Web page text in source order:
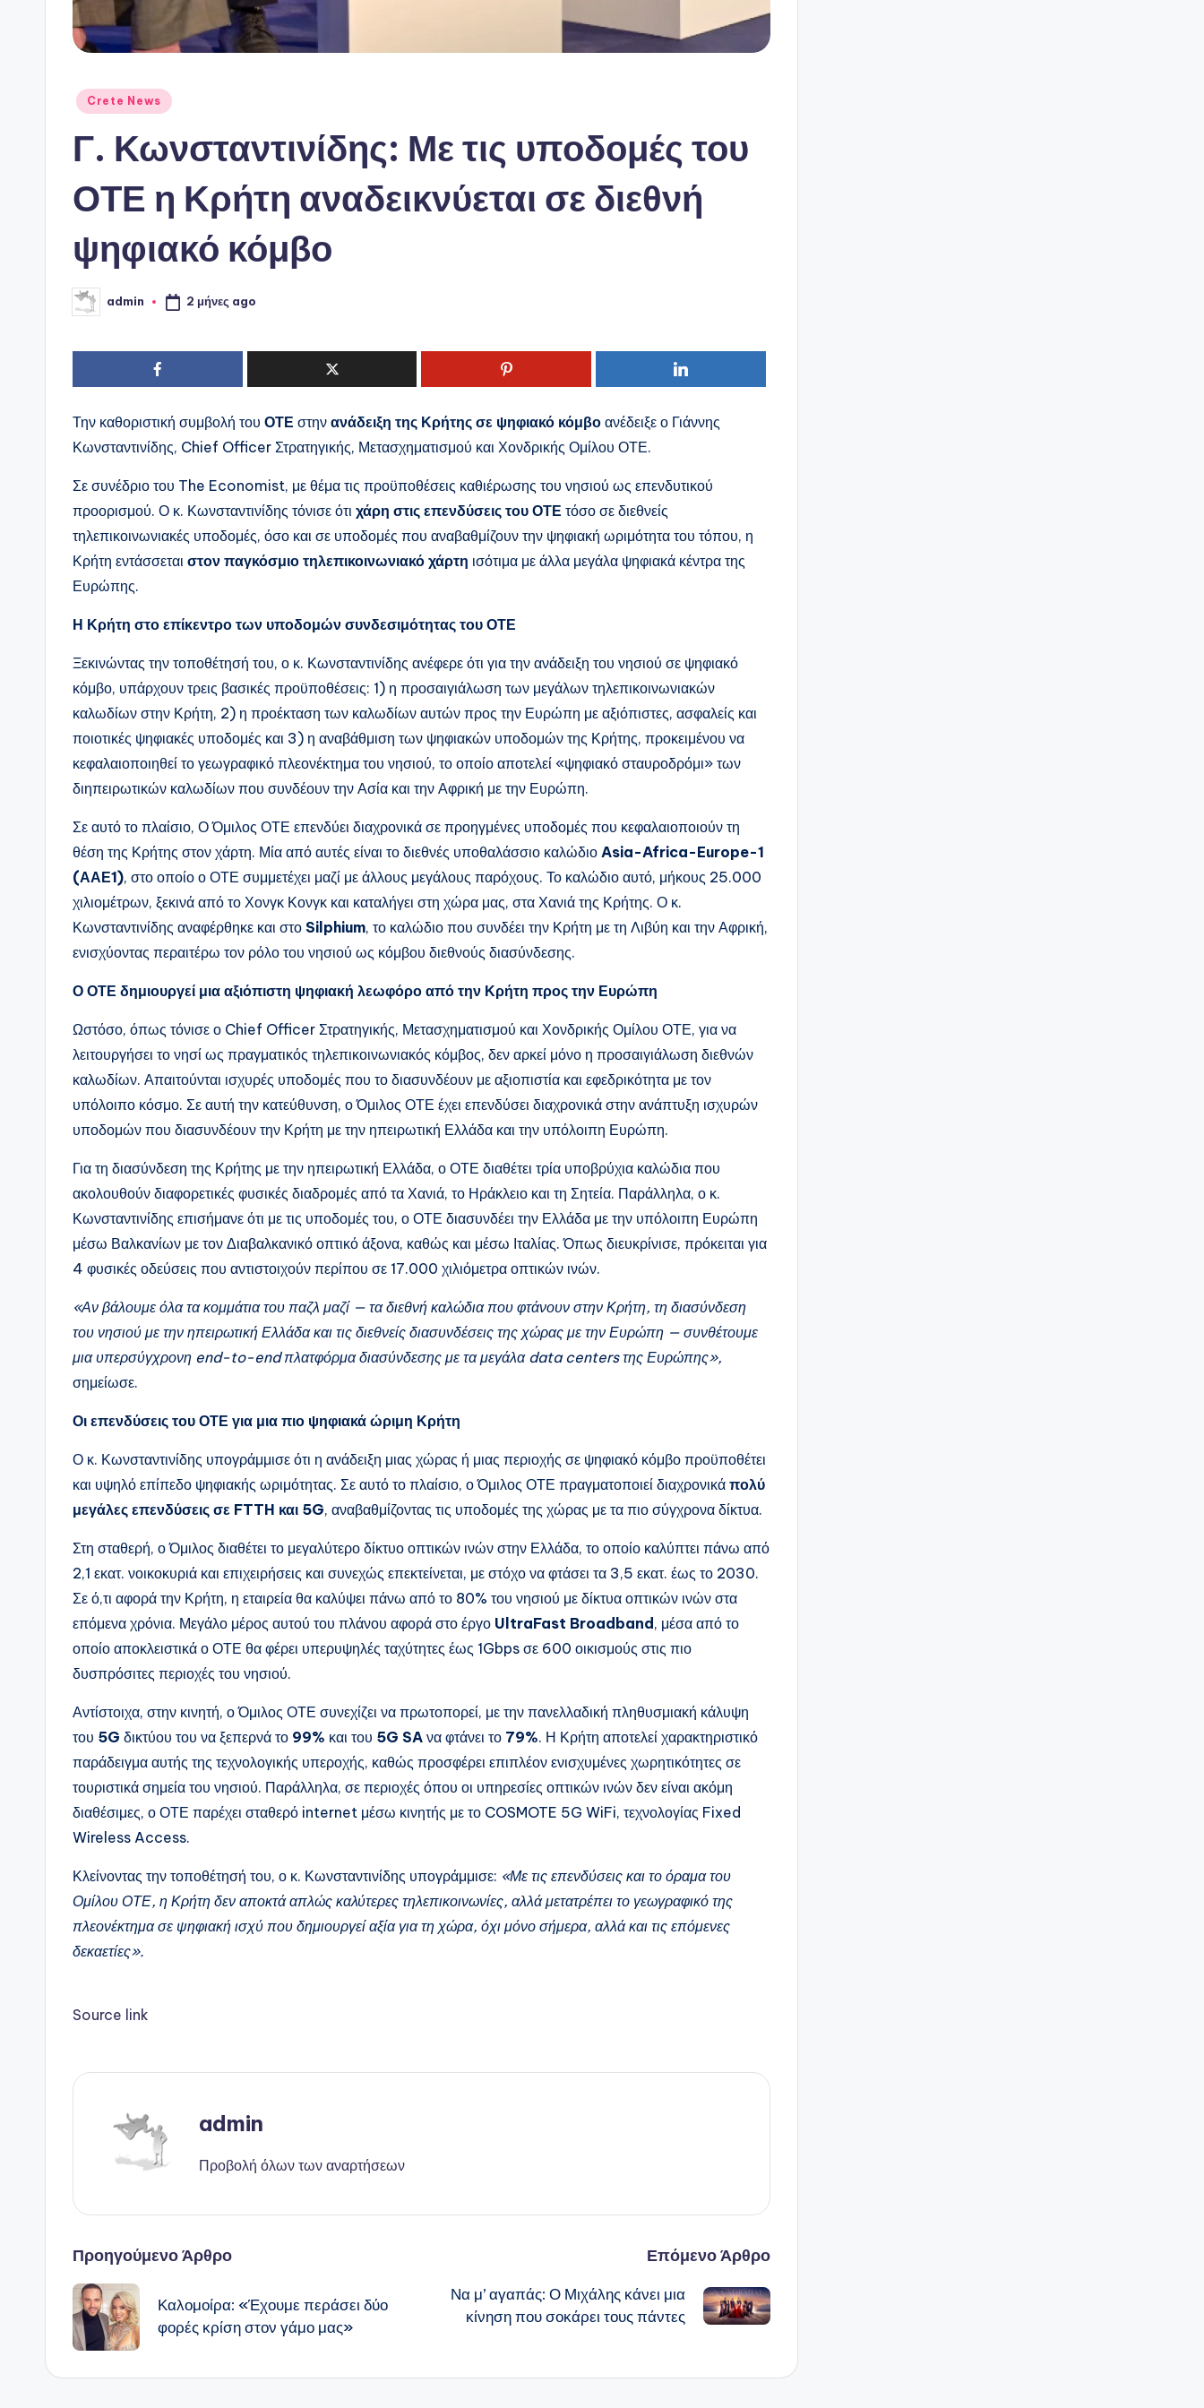
Αναρτήθηκε
Crete News
Γ. Κωνσταντινίδης: Με τις υποδομές του
ΟΤΕ η Κρήτη αναδεικνύεται σε διεθνή
ψηφιακό κόμβο
Συγγραφέας:
admin 2 μήνες ago
Την καθοριστική συμβολή του ΟΤΕ στην ανάδειξη της Κρήτης σε ψηφιακό κόμβο ανέδειξε ο Γιάννης
Κωνσταντινίδης, Chief Officer Στρατηγικής, Μετασχηματισμού και Χονδρικής Ομίλου ΟΤΕ.
Σε συνέδριο του The Economist, με θέμα τις προϋποθέσεις καθιέρωσης του νησιού ως επενδυτικού
προορισμού. Ο κ. Κωνσταντινίδης τόνισε ότι χάρη στις επενδύσεις του ΟΤΕ τόσο σε διεθνείς
τηλεπικοινωνιακές υποδομές, όσο και σε υποδομές που αναβαθμίζουν την ψηφιακή ωριμότητα του τόπου, η
Κρήτη εντάσσεται στον παγκόσμιο τηλεπικοινωνιακό χάρτη ισότιμα με άλλα μεγάλα ψηφιακά κέντρα της
Ευρώπης.
Η Κρήτη στο επίκεντρο των υποδομών συνδεσιμότητας του ΟΤΕ
Ξεκινώντας την τοποθέτησή του, ο κ. Κωνσταντινίδης ανέφερε ότι για την ανάδειξη του νησιού σε ψηφιακό
κόμβο, υπάρχουν τρεις βασικές προϋποθέσεις: 1) η προσαιγιάλωση των μεγάλων τηλεπικοινωνιακών
καλωδίων στην Κρήτη, 2) η προέκταση των καλωδίων αυτών προς την Ευρώπη με αξιόπιστες, ασφαλείς και
ποιοτικές ψηφιακές υποδομές και 3) η αναβάθμιση των ψηφιακών υποδομών της Κρήτης, προκειμένου να
κεφαλαιοποιηθεί το γεωγραφικό πλεονέκτημα του νησιού, το οποίο αποτελεί «ψηφιακό σταυροδρόμι» των
διηπειρωτικών καλωδίων που συνδέουν την Ασία και την Αφρική με την Ευρώπη.
Σε αυτό το πλαίσιο, Ο Όμιλος ΟΤΕ επενδύει διαχρονικά σε προηγμένες υποδομές που κεφαλαιοποιούν τη
θέση της Κρήτης στον χάρτη. Μία από αυτές είναι το διεθνές υποθαλάσσιο καλώδιο Asia-Africa-Europe-1
(ΑΑΕ1), στο οποίο ο ΟΤΕ συμμετέχει μαζί με άλλους μεγάλους παρόχους. Το καλώδιο αυτό, μήκους 25.000
χιλιομέτρων, ξεκινά από το Χονγκ Κονγκ και καταλήγει στη χώρα μας, στα Χανιά της Κρήτης. Ο κ.
Κωνσταντινίδης αναφέρθηκε και στο Silphium, το καλώδιο που συνδέει την Κρήτη με τη Λιβύη και την Αφρική,
ενισχύοντας περαιτέρω τον ρόλο του νησιού ως κόμβου διεθνούς διασύνδεσης.
Ο ΟΤΕ δημιουργεί μια αξιόπιστη ψηφιακή λεωφόρο από την Κρήτη προς την Ευρώπη
Ωστόσο, όπως τόνισε ο Chief Officer Στρατηγικής, Μετασχηματισμού και Χονδρικής Ομίλου ΟΤΕ, για να
λειτουργήσει το νησί ως πραγματικός τηλεπικοινωνιακός κόμβος, δεν αρκεί μόνο η προσαιγιάλωση διεθνών
καλωδίων. Απαιτούνται ισχυρές υποδομές που το διασυνδέουν με αξιοπιστία και εφεδρικότητα με τον
υπόλοιπο κόσμο. Σε αυτή την κατεύθυνση, ο Όμιλος ΟΤΕ έχει επενδύσει διαχρονικά στην ανάπτυξη ισχυρών
υποδομών που διασυνδέουν την Κρήτη με την ηπειρωτική Ελλάδα και την υπόλοιπη Ευρώπη.
Για τη διασύνδεση της Κρήτης με την ηπειρωτική Ελλάδα, ο ΟΤΕ διαθέτει τρία υποβρύχια καλώδια που
ακολουθούν διαφορετικές φυσικές διαδρομές από τα Χανιά, το Ηράκλειο και τη Σητεία. Παράλληλα, ο κ.
Κωνσταντινίδης επισήμανε ότι με τις υποδομές του, ο ΟΤΕ διασυνδέει την Ελλάδα με την υπόλοιπη Ευρώπη
μέσω Βαλκανίων με τον Διαβαλκανικό οπτικό άξονα, καθώς και μέσω Ιταλίας. Όπως διευκρίνισε, πρόκειται για
4 φυσικές οδεύσεις που αντιστοιχούν περίπου σε 17.000 χιλιόμετρα οπτικών ινών.
«Αν βάλουμε όλα τα κομμάτια του παζλ μαζί — τα διεθνή καλώδια που φτάνουν στην Κρήτη, τη διασύνδεση
του νησιού με την ηπειρωτική Ελλάδα και τις διεθνείς διασυνδέσεις της χώρας με την Ευρώπη — συνθέτουμε
μια υπερσύγχρονη end-to-end πλατφόρμα διασύνδεσης με τα μεγάλα data centersτης Ευρώπης»,
σημείωσε.
Οι επενδύσεις του ΟΤΕ για μια πιο ψηφιακά ώριμη Κρήτη
Ο κ. Κωνσταντινίδης υπογράμμισε ότι η ανάδειξη μιας χώρας ή μιας περιοχής σε ψηφιακό κόμβο προϋποθέτει
και υψηλό επίπεδο ψηφιακής ωριμότητας. Σε αυτό το πλαίσιο, ο Όμιλος ΟΤΕ πραγματοποιεί διαχρονικά πολύ
μεγάλες επενδύσεις σε FTTH και 5G, αναβαθμίζοντας τις υποδομές της χώρας με τα πιο σύγχρονα δίκτυα.
Στη σταθερή, ο Όμιλος διαθέτει το μεγαλύτερο δίκτυο οπτικών ινών στην Ελλάδα, το οποίο καλύπτει πάνω από
2,1 εκατ. νοικοκυριά και επιχειρήσεις και συνεχώς επεκτείνεται, με στόχο να φτάσει τα 3,5 εκατ. έως το 2030.
Σε ό,τι αφορά την Κρήτη, η εταιρεία θα καλύψει πάνω από το 80% του νησιού με δίκτυα οπτικών ινών στα
επόμενα χρόνια. Μεγάλο μέρος αυτού του πλάνου αφορά στο έργο UltraFast Broadband, μέσα από το
οποίο αποκλειστικά ο ΟΤΕ θα φέρει υπερυψηλές ταχύτητες έως 1Gbps σε 600 οικισμούς στις πιο
δυσπρόσιτες περιοχές του νησιού.
Αντίστοιχα, στην κινητή, ο Όμιλος ΟΤΕ συνεχίζει να πρωτοπορεί, με την πανελλαδική πληθυσμιακή κάλυψη
του 5G δικτύου του να ξεπερνά το 99% και του 5G SA να φτάνει το 79%. Η Κρήτη αποτελεί χαρακτηριστικό
παράδειγμα αυτής της τεχνολογικής υπεροχής, καθώς προσφέρει επιπλέον ενισχυμένες χωρητικότητες σε
τουριστικά σημεία του νησιού. Παράλληλα, σε περιοχές όπου οι υπηρεσίες οπτικών ινών δεν είναι ακόμη
διαθέσιμες, ο ΟΤΕ παρέχει σταθερό internet μέσω κινητής με το COSMOTE 5G WiFi, τεχνολογίας Fixed
Wireless Access.
Κλείνοντας την τοποθέτησή του, ο κ. Κωνσταντινίδης υπογράμμισε: «Με τις επενδύσεις και το όραμα του
Ομίλου ΟΤΕ, η Κρήτη δεν αποκτά απλώς καλύτερες τηλεπικοινωνίες, αλλά μετατρέπει το γεωγραφικό της
πλεονέκτημα σε ψηφιακή ισχύ που δημιουργεί αξία για τη χώρα, όχι μόνο σήμερα, αλλά και τις επόμενες
δεκαετίες».
Source link
admin
Προβολή όλων των αναρτήσεων
Πλοήγηση
δημοσιεύσεων
Προηγούμενο Άρθρο
Καλομοίρα: «Έχουμε περάσει δύο
φορές κρίση στον γάμο μας»
Επόμενο Άρθρο
Να μ’ αγαπάς: Ο Μιχάλης κάνει μια
κίνηση που σοκάρει τους πάντες